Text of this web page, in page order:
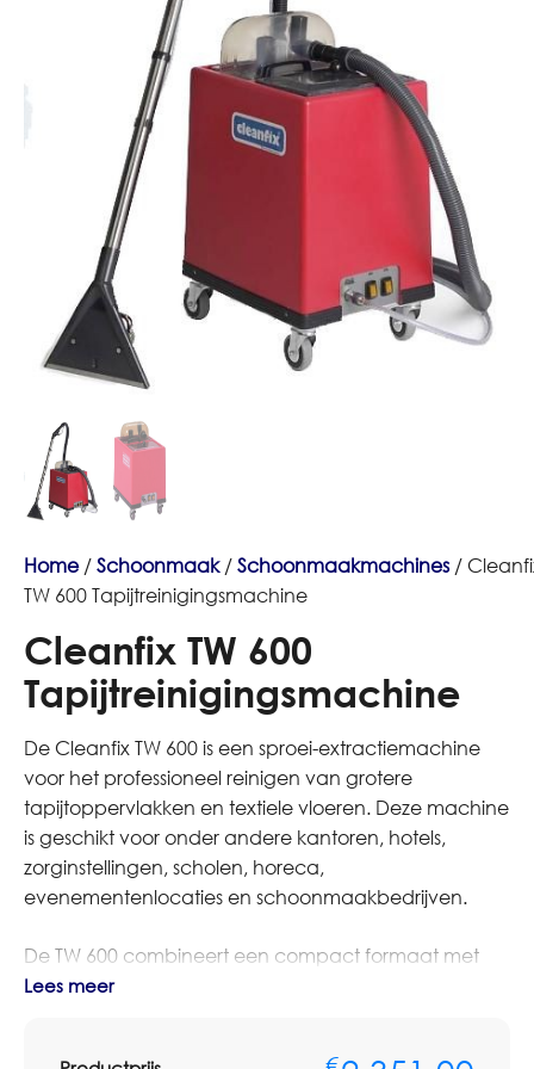
Home/Schoonmaak/Schoonmaakmachines /
TW 600 Tapijtreinigingsmachine
Cleanfix TW 600
Tapijtreinigingsmachine
De Cleanfix TW 600 is een sproei-extractiemachine
voor het professioneel reinigen van grotere
tapijtoppervlakken en textiele vloeren. Deze machine
is geschikt voor onder andere kantoren, hotels,
zorginstellingen, scholen, horeca,
evenementenlocaties en schoonmaakbedrijven.
De TW 600 combineert een compact formaat met
een grote capaciteit. Door het
Lees meer